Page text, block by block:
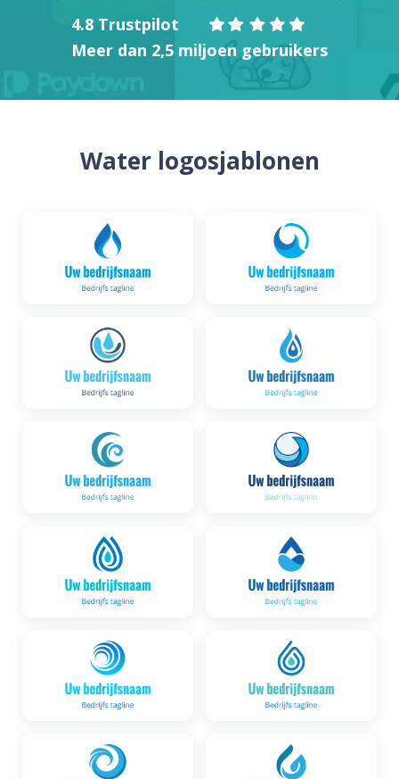
4.8 Trustpilot
Meer dan 2,5 miljoen gebruikers
Water logosjablonen